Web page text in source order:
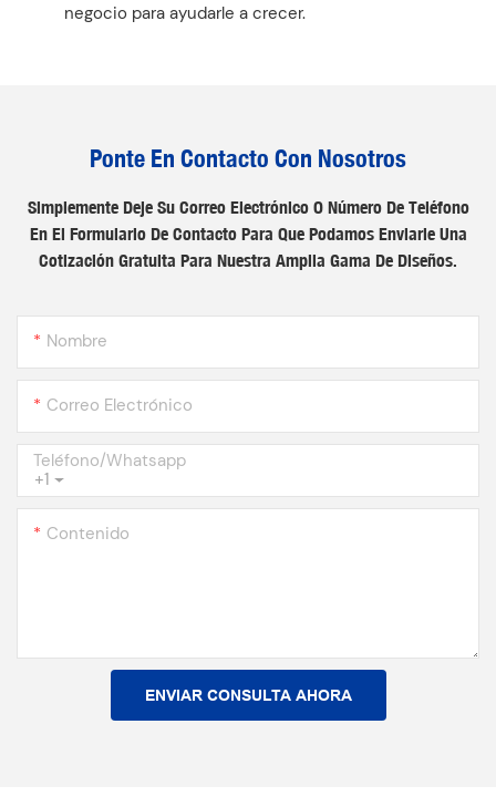
negocio para ayudarle a crecer.
Ponte En Contacto Con Nosotros
Simplemente Deje Su Correo Electrónico O Número De Teléfono
En El Formulario De Contacto Para Que Podamos Enviarle Una
Cotización Gratuita Para Nuestra Amplia Gama De Diseños.
Nombre
Correo Electrónico
+1
Teléfono/whatsapp
Contenido
ENVIAR CONSULTA AHORA